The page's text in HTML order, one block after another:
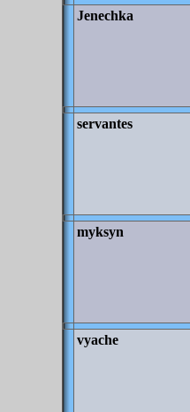
Jenechka
servantes
myksyn
vyache